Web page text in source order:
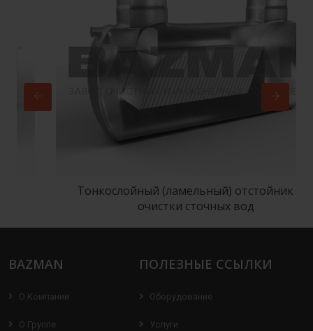
Тонкослойный (ламельный) отстойник для
очистки сточных вод
BAZMAN
О Компании
О Группе
ПОЛЕЗНЫЕ ССЫЛКИ
Оборудование
Услуги